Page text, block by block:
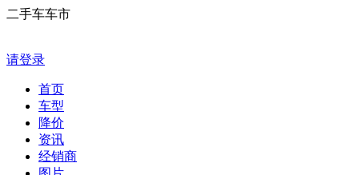
二手车车市
请登录
首页
车型
降价
资讯
经销商